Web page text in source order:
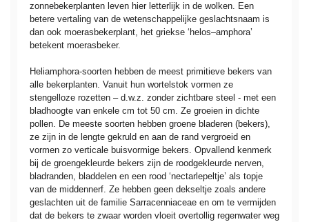
zonnebekerplanten leven hier letterlijk in de wolken. Een
betere vertaling van de wetenschappelijke geslachtsnaam is
dan ook moerasbekerplant, het griekse ‘helos–amphora’
betekent moerasbeker.
Heliamphora-soorten hebben de meest primitieve bekers van
alle bekerplanten. Vanuit hun wortelstok vormen ze
stengelloze rozetten – d.w.z. zonder zichtbare steel - met een
bladhoogte van enkele cm tot 50 cm. Ze groeien in dichte
pollen. De meeste soorten hebben groene bladeren (bekers),
ze zijn in de lengte gekruld en aan de rand vergroeid en
vormen zo verticale buisvormige bekers. Opvallend kenmerk
bij de groengekleurde bekers zijn de roodgekleurde nerven,
bladranden, bladdelen en een rood ‘nectarlepeltje’ als topje
van de middennerf. Ze hebben geen dekseltje zoals andere
geslachten uit de familie Sarracenniaceae en om te vermijden
dat de bekers te zwaar worden vloeit overtollig regenwater weg